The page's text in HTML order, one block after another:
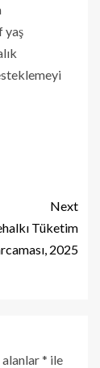
yaş
Next
Tüketim
2025
* ile